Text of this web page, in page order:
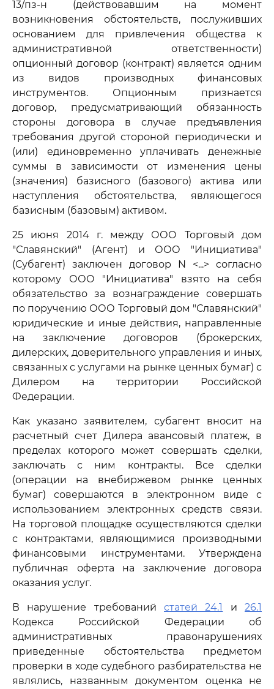
13/пз-н (действовавшим на момент
возникновения обстоятельств, послуживших
основанием для привлечения общества к
административной ответственности)
опционный договор (контракт) является одним
из видов производных финансовых
инструментов. Опционным признается
договор, предусматривающий обязанность
стороны договора в случае предъявления
требования другой стороной периодически и
(или) единовременно уплачивать денежные
суммы в зависимости от изменения цены
(значения) базисного (базового) актива или
наступления обстоятельства, являющегося
базисным (базовым) активом.
25 июня 2014 г. между ООО Торговый дом
"Славянский" (Агент) и ООО "Инициатива"
(Субагент) заключен договор N <...> согласно
которому ООО "Инициатива" взято на себя
обязательство за вознаграждение совершать
по поручению ООО Торговый дом "Славянский"
юридические и иные действия, направленные
на заключение договоров (брокерских,
дилерских, доверительного управления и иных,
связанных с услугами на рынке ценных бумаг) с
Дилером на территории Российской
Федерации.
Как указано заявителем, субагент вносит на
расчетный счет Дилера авансовый платеж, в
пределах которого может совершать сделки,
заключать с ним контракты. Все сделки
(операции на внебиржевом рынке ценных
бумаг) совершаются в электронном виде с
использованием электронных средств связи.
На торговой площадке осуществляются сделки
с контрактами, являющимися производными
финансовыми инструментами. Утверждена
публичная оферта на заключение договора
оказания услуг.
В нарушение требований статей 24.1 и26.1
Кодекса Российской Федерации об
административных правонарушениях
приведенные обстоятельства предметом
проверки в ходе судебного разбирательства не
являлись, названным документом оценка не